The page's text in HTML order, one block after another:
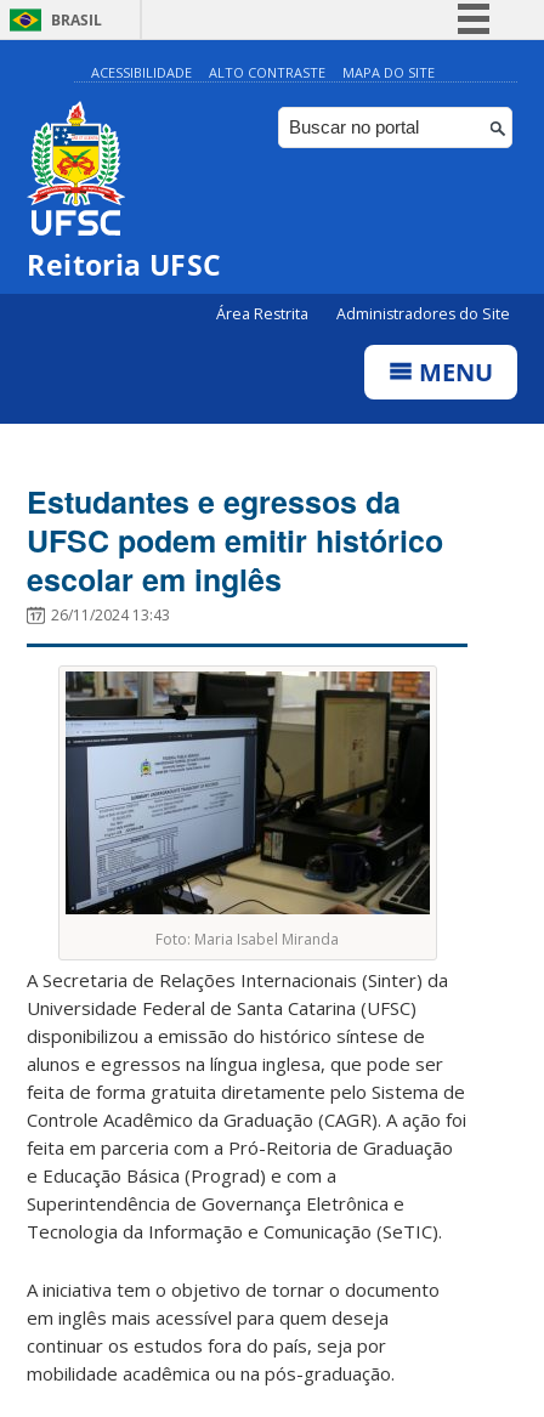
BRASIL
Simplifique!
Comunica BR
Participe
ACESSIBILIDADE ALTO CONTRASTE MAPA DO SITE
Reitoria UFSC
Área Restrita Administradores do Site
MENU
Estudantes e egressos da
UFSC podem emitir histórico
escolar em inglês
26/11/2024 13:43
Foto: Maria Isabel Miranda
A Secretaria de Relações Internacionais (Sinter) da
Universidade Federal de Santa Catarina (UFSC)
disponibilizou a emissão do histórico síntese de
alunos e egressos na língua inglesa, que pode ser
feita de forma gratuita diretamente pelo Sistema de
Controle Acadêmico da Graduação (CAGR). A ação foi
feita em parceria com a Pró-Reitoria de Graduação
e Educação Básica (Prograd) e com a
Superintendência de Governança Eletrônica e
Tecnologia da Informação e Comunicação (SeTIC).
A iniciativa tem o objetivo de tornar o documento
em inglês mais acessível para quem deseja
continuar os estudos fora do país, seja por
mobilidade acadêmica ou na pós-graduação.